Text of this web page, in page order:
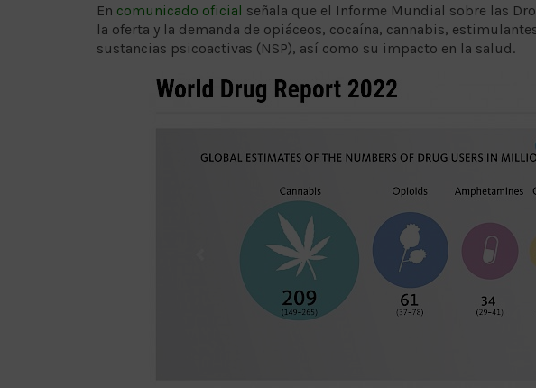
En comunicado oficial señala que el Informe Mundial sobre las
la oferta y la demanda de opiáceos, cocaína, cannabis,
sustancias psicoactivas (NSP), así como su impacto en la salud.